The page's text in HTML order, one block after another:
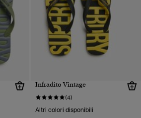
Infradito Vintage
(4)
Altri colori disponibili